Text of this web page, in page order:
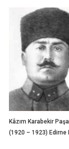
Kâzım Karabekir
(1920 – 1923) Edirne